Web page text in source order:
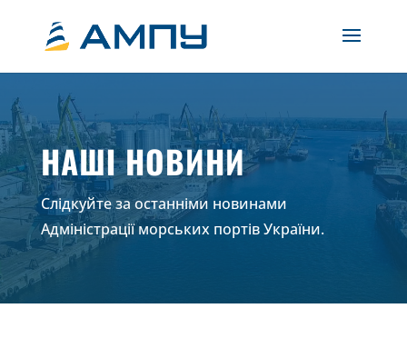
НАШІ НОВИНИ
Слідкуйте за останніми новинами
Адміністрації морських портів України.